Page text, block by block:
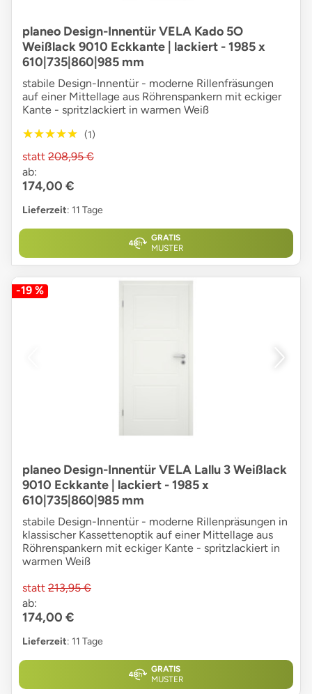
planeo Design-Innentür VELA Kado 5O
Weißlack 9010 Eckkante | lackiert - 1985 x
610|735|860|985 mm
stabile Design-Innentür - moderne Rillenfräsungen
auf einer Mittellage aus Röhrenspankern mit eckiger
Kante - spritzlackiert in warmen Weiß
★★★★★
★★★★★ (1)
statt 208,95 €
ab:
174,00 €
Lieferzeit: 11 Tage
GRATIS
MUSTER
-19 %
planeo Design-Innentür VELA Lallu 3 Weißlack
9010 Eckkante | lackiert - 1985 x
610|735|860|985 mm
stabile Design-Innentür - moderne Rillenpräsungen in
klassischer Kassettenoptik auf einer Mittellage aus
Röhrenspankern mit eckiger Kante - spritzlackiert in
warmen Weiß
statt 213,95 €
ab:
174,00 €
Lieferzeit: 11 Tage
GRATIS
MUSTER